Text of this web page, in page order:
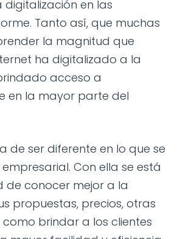
digitalización en las
Tanto así, que muchas
la magnitud que
ha digitalizado a la
acceso a
en la mayor parte del
de ser diferente en lo que se
Con ella se está
de conocer mejor a la
propuestas, precios, otras
brindar a los clientes